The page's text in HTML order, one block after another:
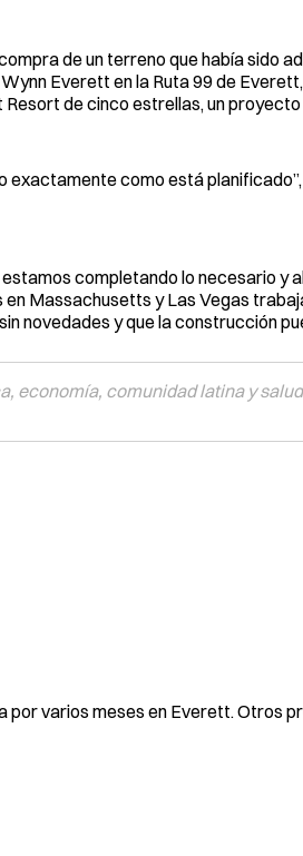
de un terreno que había sido
Everett en la Ruta 99 de
de cinco estrellas, un proyecto
como está
completando lo necesario y
Massachusetts y Las Vegas
novedades y que la construcción
economía, comunidad latina y
varios meses en Everett. Otros